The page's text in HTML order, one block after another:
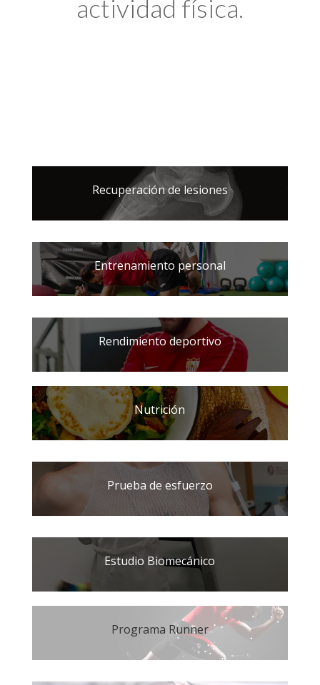
actividad física.
Recuperación de lesiones
Entrenamiento personal
Rendimiento deportivo
Nutrición
Prueba de esfuerzo
Estudio Biomecánico
Programa Runner